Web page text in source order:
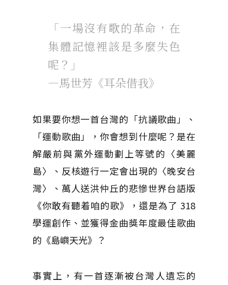
「一場沒有歌的革命，在
集體記憶裡該是多麼失色
呢？」
—馬世芳《耳朵借我》
如果要你想一首台灣的「抗議歌曲」、
「運動歌曲」，你會想到什麼呢？是在
解嚴前與黨外運動劃上等號的〈美麗
島〉、反核遊行一定會出現的〈晚安台
灣〉、萬人送洪仲丘的悲慘世界台語版
《你敢有聽着咱的歌》，還是為了 318
學運創作、並獲得金曲獎年度最佳歌曲
的《島嶼天光》？
事實上，有一首逐漸被台灣人遺忘的